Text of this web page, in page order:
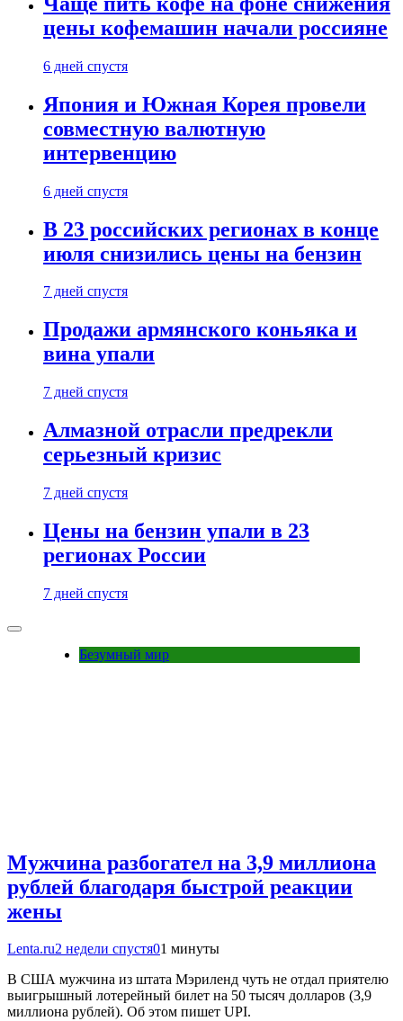
цены кофемашин начали россияне
6 дней спустя
Япония и Южная Корея провели
совместную валютную
интервенцию
6 дней спустя
В 23 российских регионах в конце
июля снизились цены на бензин
7 дней спустя
Продажи армянского коньяка и
вина упали
7 дней спустя
Алмазной отрасли предрекли
серьезный кризис
7 дней спустя
Цены на бензин упали в 23
регионах России
7 дней спустя
Безумный мир
Мужчина разбогател на 3,9 миллиона
рублей благодаря быстрой реакции
жены
Lenta.ru2 недели спустя01 минуты
В США мужчина из штата Мэриленд чуть не отдал приятелю
выигрышный лотерейный билет на 50 тысяч долларов (3,9
миллиона рублей). Об этом пишет UPI.